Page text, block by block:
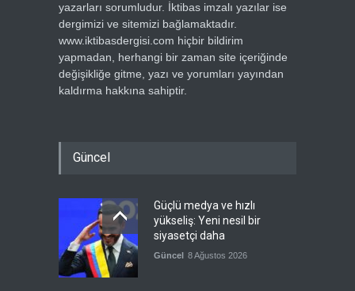
yazarları sorumludur. İktibas imzalı yazılar ise
dergimizi ve sitemizi bağlamaktadır.
www.iktibasdergisi.com hiçbir bildirim
yapmadan, herhangi bir zaman site içeriğinde
değişikliğe gitme, yazı ve yorumları yayından
kaldırma hakkına sahiptir.
Güncel
Güçlü medya ve hızlı
yükseliş: Yeni nesil bir
siyasetçi daha
Güncel 8 Ağustos 2026